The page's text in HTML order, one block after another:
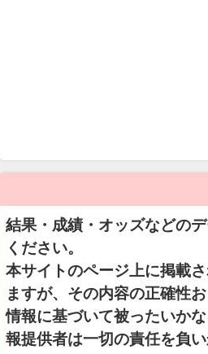
結果・成績・オッズなどの
ください。
本サイトのページ上に掲載
ますが、その内容の正確性
情報に基づいて被ったいか
報提供者は一切の責任を負い